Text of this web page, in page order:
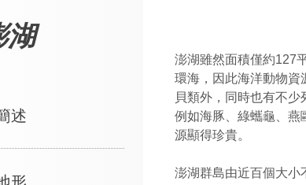
湖
述
澎湖雖然面積僅約127
環海，因此海洋動物資
貝類外，同時也有不少
例如海豚、綠蠵龜、燕
源顯得珍貴。
澎湖群島由近百個大小